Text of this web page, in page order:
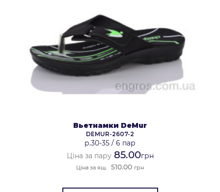
Вьетнамки DeMur
DEMUR-2607-2
р.30-35 / 6 пар
Ціна за пару85.00грн
Ціна за ящ. 510.00 грн